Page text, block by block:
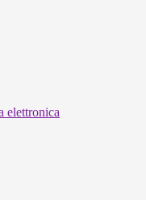
elettronica